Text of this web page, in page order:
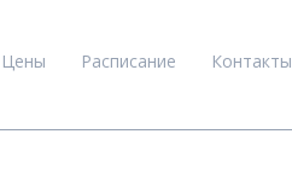
Цены Расписание Контакты